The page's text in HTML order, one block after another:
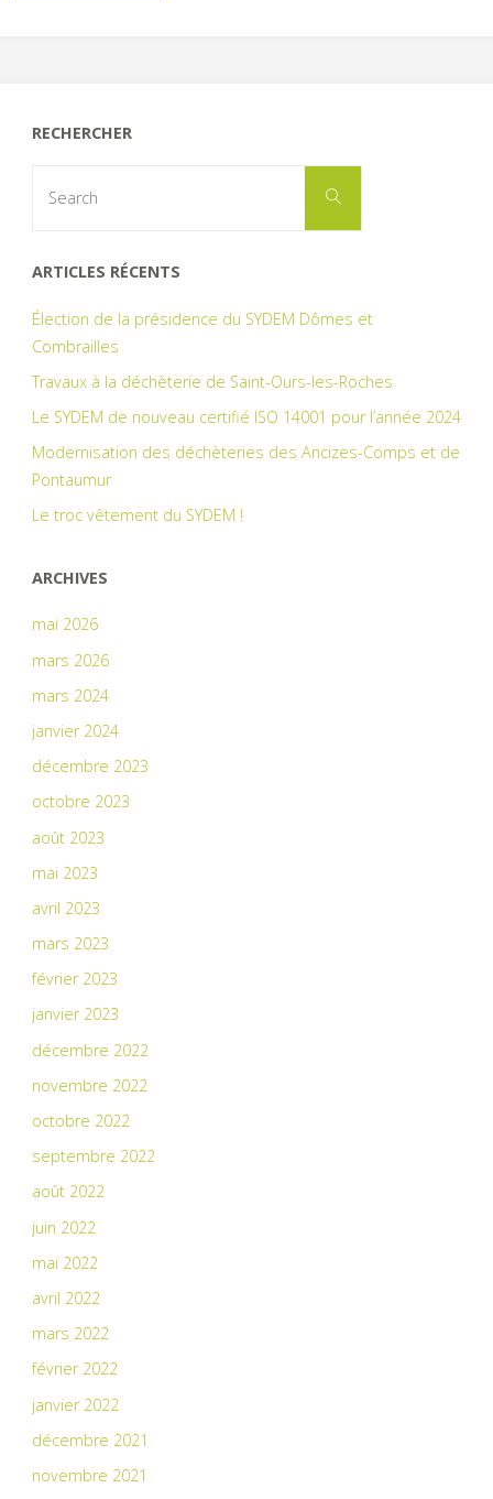
RECHERCHER
Search
ARTICLES RÉCENTS
Élection de la présidence du SYDEM Dômes et
Combrailles
Travaux à la déchèterie de Saint-Ours-les-Roches
Le SYDEM de nouveau certifié ISO 14001 pour l’année 2024
Modernisation des déchèteries des Ancizes-Comps et de
Pontaumur
Le troc vêtement du SYDEM !
ARCHIVES
mai 2026
mars 2026
mars 2024
janvier 2024
décembre 2023
octobre 2023
août 2023
mai 2023
avril 2023
mars 2023
février 2023
janvier 2023
décembre 2022
novembre 2022
octobre 2022
septembre 2022
août 2022
juin 2022
mai 2022
avril 2022
mars 2022
février 2022
janvier 2022
décembre 2021
novembre 2021